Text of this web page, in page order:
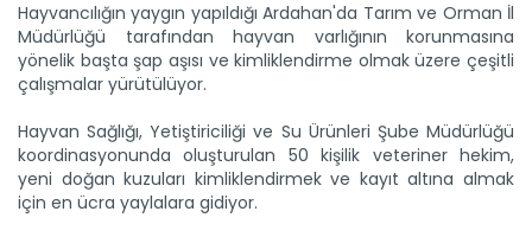
Hayvancılığın yaygın yapıldığı Ardahan'da Tarım ve Orman İl
Müdürlüğü tarafından hayvan varlığının korunmasına
yönelik başta şap aşısı ve kimliklendirme olmak üzere çeşitli
çalışmalar yürütülüyor.
Hayvan Sağlığı, Yetiştiriciliği ve Su Ürünleri Şube Müdürlüğü
koordinasyonunda oluşturulan 50 kişilik veteriner hekim,
yeni doğan kuzuları kimliklendirmek ve kayıt altına almak
için en ücra yaylalara gidiyor.